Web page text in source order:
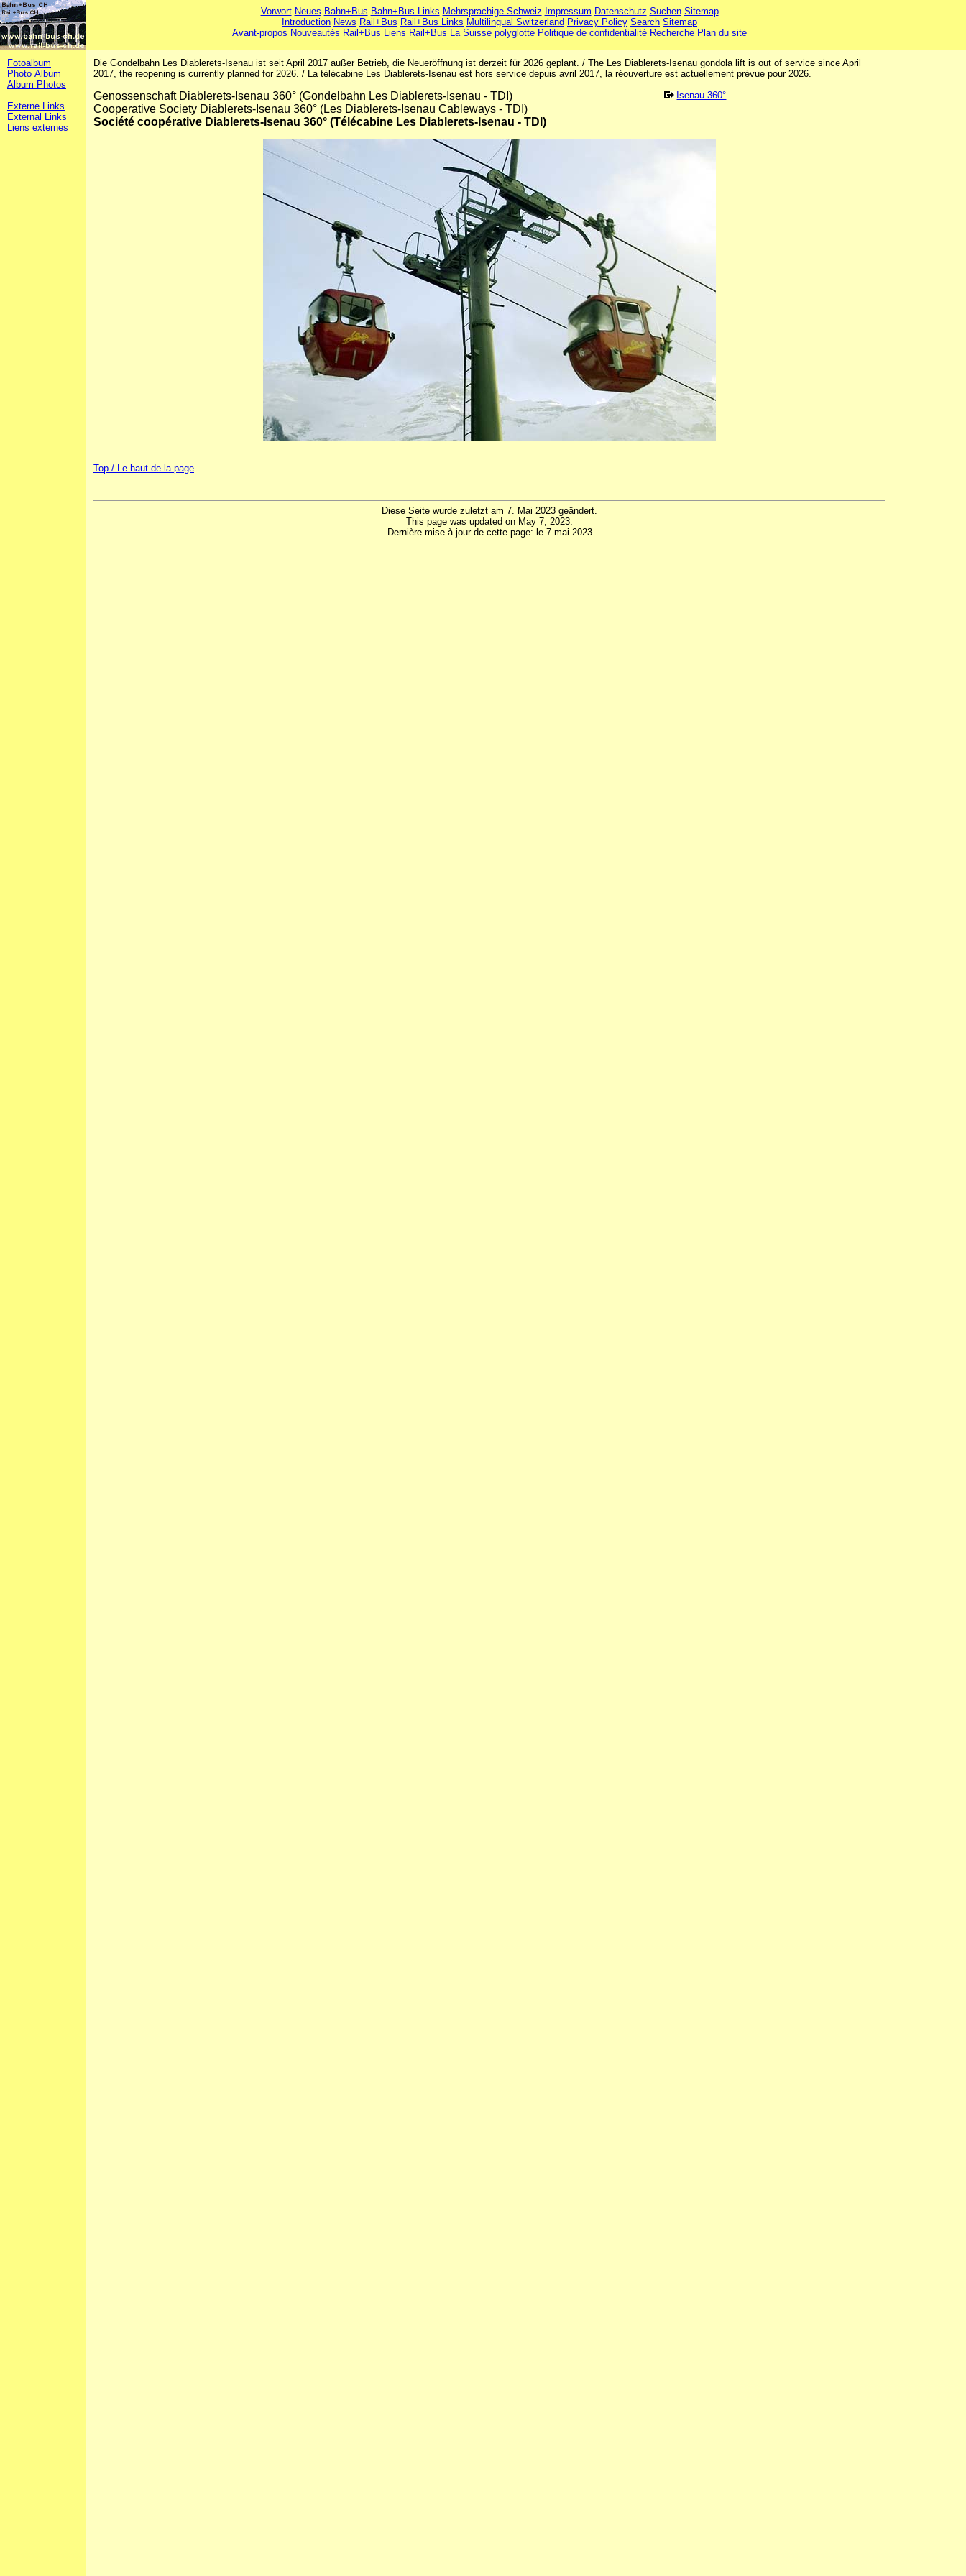
Vorwort Neues Bahn+Bus Bahn+Bus Links Mehrsprachige Schweiz Impressum Datenschutz Suchen Sitemap
Introduction News Rail+Bus Rail+Bus Links Multilingual Switzerland Privacy Policy Search Sitemap
Avant-propos Nouveautés Rail+Bus Liens Rail+Bus La Suisse polyglotte Politique de confidentialité Recherche Plan du site
Fotoalbum
Photo Album
Album Photos
Externe Links
External Links
Liens externes
Die Gondelbahn Les Diablerets-Isenau ist seit April 2017 außer Betrieb, die Neueröffnung ist derzeit für 2026 geplant. / The Les Diablerets-Isenau gondola lift is out of service since April
2017, the reopening is currently planned for 2026. / La télécabine Les Diablerets-Isenau est hors service depuis avril 2017, la réouverture est actuellement prévue pour 2026.
Genossenschaft Diablerets-Isenau 360° (Gondelbahn Les Diablerets-Isenau - TDI)
Cooperative Society Diablerets-Isenau 360° (Les Diablerets-Isenau Cableways - TDI)
Société coopérative Diablerets-Isenau 360° (Télécabine Les Diablerets-Isenau - TDI)
Isenau 360°
Top / Le haut de la page
Diese Seite wurde zuletzt am 7. Mai 2023 geändert.
This page was updated on May 7, 2023.
Dernière mise à jour de cette page: le 7 mai 2023